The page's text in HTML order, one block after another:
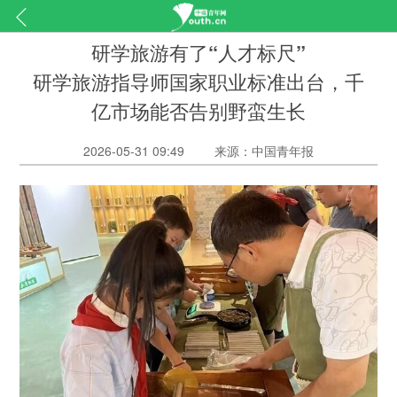
研学旅游有了“人才标尺”
研学旅游指导师国家职业标准出台，千
亿市场能否告别野蛮生长
2026-05-31 09:49 来源：中国青年报